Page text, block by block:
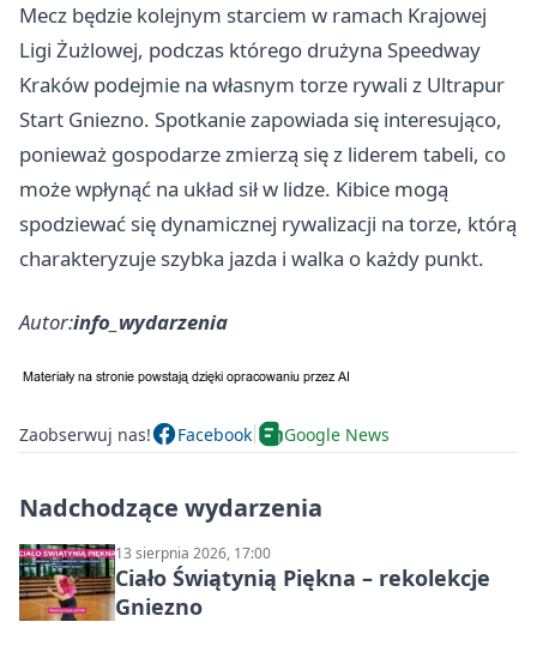
Mecz będzie kolejnym starciem w ramach Krajowej
Ligi Żużlowej, podczas którego drużyna Speedway
Kraków podejmie na własnym torze rywali z Ultrapur
Start Gniezno. Spotkanie zapowiada się interesująco,
ponieważ gospodarze zmierzą się z liderem tabeli, co
może wpłynąć na układ sił w lidze. Kibice mogą
spodziewać się dynamicznej rywalizacji na torze, którą
charakteryzuje szybka jazda i walka o każdy punkt.
Autor:info_wydarzenia
Zaobserwuj nas! Facebook Google News
Nadchodzące wydarzenia
13 sierpnia 2026, 17:00
Ciało Świątynią Piękna – rekolekcje
Gniezno